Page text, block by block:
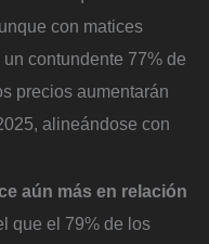
con matices
contundente 77% de
precios aumentarán
alineándose con
aún más en relación
que el 79% de los